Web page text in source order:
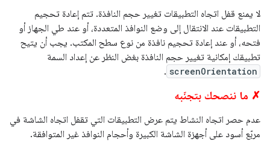
لا يمنع قفل اتجاه التطبيقات تغيير حجم النافذة. تتم إعادة تحجيم
التطبيقات عند الانتقال إلى وضع النوافذ المتعددة، أو عند طي الجهاز أو
فتحه، أو عند إعادة تحجيم نافذة من نوع سطح المكتب. يجب أن يتيح
تطبيقك إمكانية تغيير حجم النافذة بغض النظر عن إعداد السمة
screenOrientation
.
✗ ما ننصحك بتجنّبه
عدم حصر اتجاه النشاط يتم عرض التطبيقات التي تقفل اتجاه الشاشة في
مربّع أسود على أجهزة الشاشة الكبيرة وأحجام النوافذ غير المتوافقة.